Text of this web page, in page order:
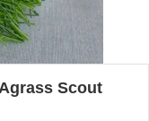
Scout